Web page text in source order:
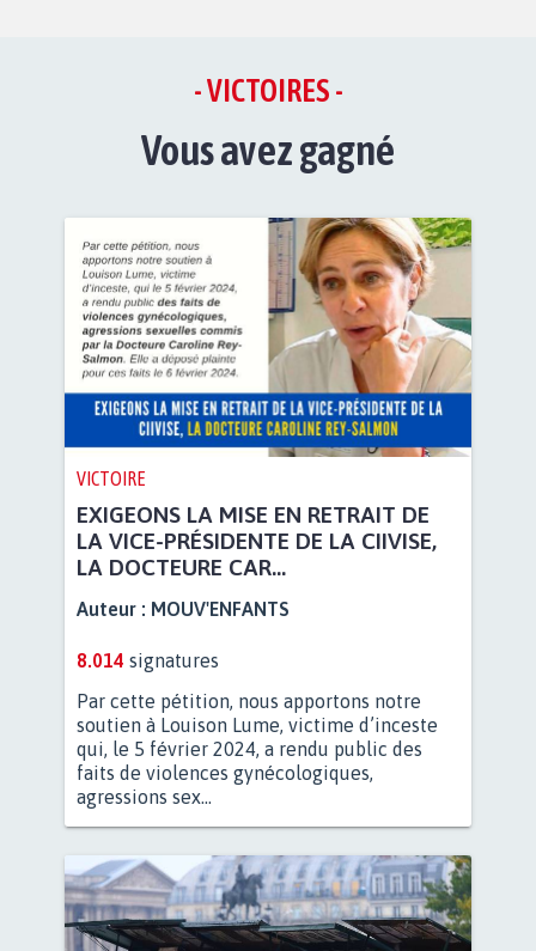
- VICTOIRES -
Vous avez gagné
VICTOIRE
EXIGEONS LA MISE EN RETRAIT DE
LA VICE-PRÉSIDENTE DE LA CIIVISE,
LA DOCTEURE CAR...
Auteur : MOUV'ENFANTS
8.014 signatures
Par cette pétition, nous apportons notre
soutien à Louison Lume, victime d’inceste
qui, le 5 février 2024, a rendu public des
faits de violences gynécologiques,
agressions sex...